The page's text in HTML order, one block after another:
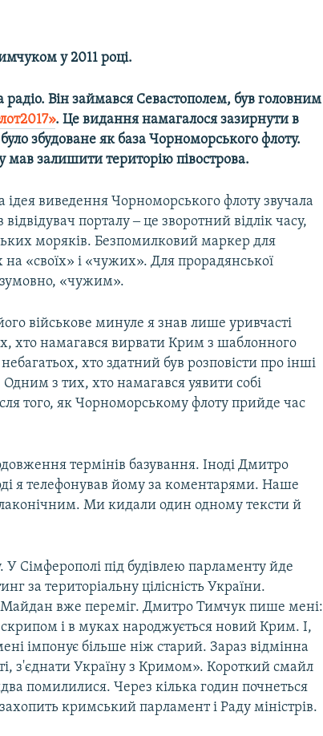
у 2011 році.
Він займався Севастополем, був головним
. Це видання намагалося зазирнути в
збудоване як база Чорноморського флоту.
мав залишити територію півострова.
ідея виведення Чорноморського флоту звучала
порталу ‒ це зворотний відлік часу,
моряків. Безпомилковий маркер для
на «своїх» і «чужих». Для прорадянської
«чужим».
військове минуле я знав лише уривчасті
хто намагався вирвати Крим з шаблонного
хто здатний був розповісти про інші
з тих, хто намагався уявити собі
того, як Чорноморському флоту прийде час
термінів базування. Іноді Дмитро
я телефонував йому за коментарями. Наше
Ми кидали один одному тексти й
У Сімферополі під будівлею парламенту йде
за територіальну цілісність України.
Майдан вже переміг. Дмитро Тимчук пише мені:
скрипом і в муках народжується новий Крим. І,
імпонує більше ніж старий. Зараз відмінна
з'єднати Україну з Кримом». Короткий смайл
помилилися. Через кілька годин почнеться
кримський парламент і Раду міністрів.